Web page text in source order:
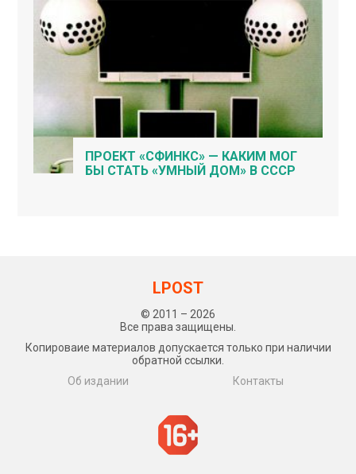
ПРОЕКТ «СФИНКС» — КАКИМ МОГ
БЫ СТАТЬ «УМНЫЙ ДОМ» В СССР
LPOST
© 2011 – 2026
Все права защищены.
Копироваие материалов допускается только при наличии
обратной ссылки.
Об издании
Контакты